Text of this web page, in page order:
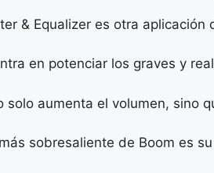
& Equalizer es otra
en potenciar los graves y
solo aumenta el volumen, sino
sobresaliente de Boom es